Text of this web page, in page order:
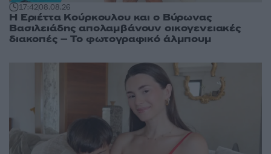
17:4208.08.26
Η Εριέττα Κούρκουλου και ο Βύρωνας
Βασιλειάδης απολαμβάνουν οικογενειακές
διακοπές – Το φωτογραφικό άλμπουμ